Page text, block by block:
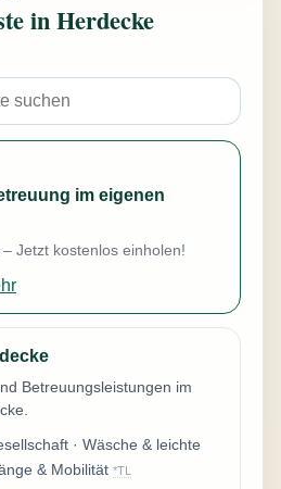
in Herdecke
im eigenen
Jetzt kostenlos einholen!
Betreuungsleistungen im
· Wäsche & leichte
& Mobilität *TL